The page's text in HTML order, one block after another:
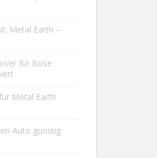
Metal Earth –
für Bose
Metal Earth
Auto günstig